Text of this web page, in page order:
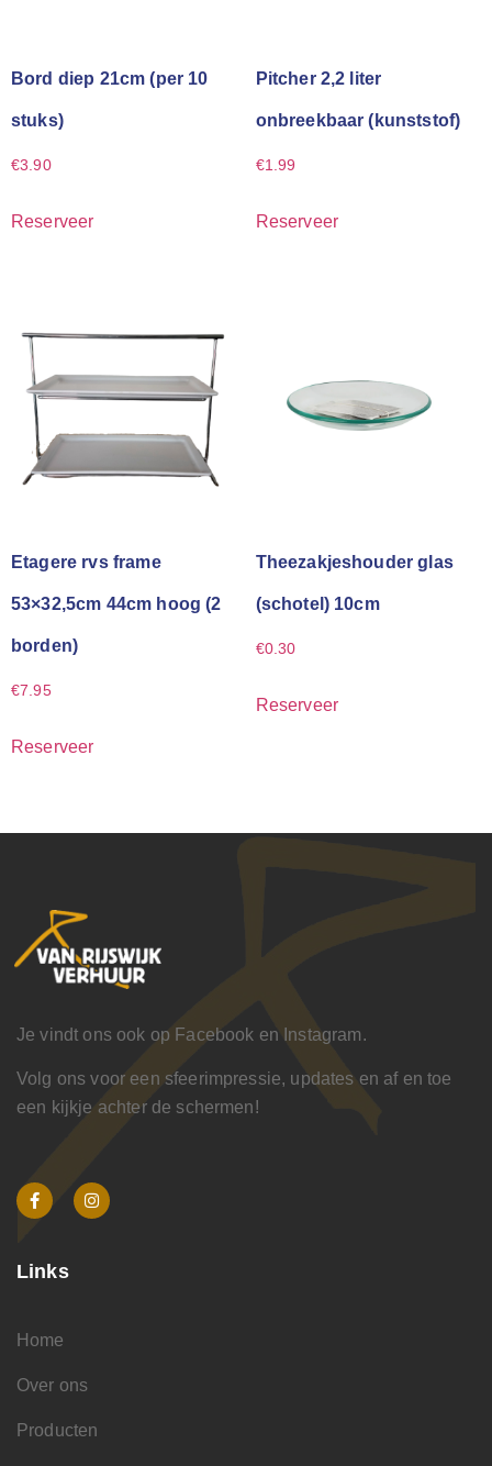
Bord diep 21cm (per 10
stuks)
€3.90
Reserveer
Pitcher 2,2 liter
onbreekbaar (kunststof)
€1.99
Reserveer
Etagere rvs frame
53×32,5cm 44cm hoog (2
borden)
€7.95
Reserveer
Theezakjeshouder glas
(schotel) 10cm
€0.30
Reserveer
Je vindt ons ook op Facebook en Instagram.
Volg ons voor een sfeerimpressie, updates en af en toe
een kijkje achter de schermen!
Links
Home
Over ons
Producten